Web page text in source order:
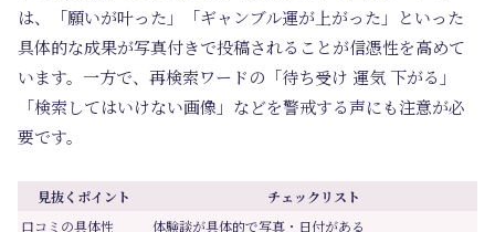
は、「願いが叶った」「ギャンブル運が上がった」といった
具体的な成果が写真付きで投稿されることが信憑性を高めて
います。一方で、再検索ワードの「待ち受け 運気 下がる」
「検索してはいけない画像」などを警戒する声にも注意が必
要です。
見抜くポイント
チェックリスト
口コミの具体性
体験談が具体的で写真・日付がある